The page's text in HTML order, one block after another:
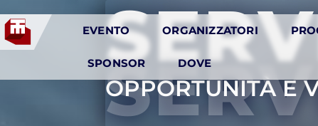
EVENTO ORGANIZZATORI
SPONSOR DOVE
OPPORTUNITÀ E